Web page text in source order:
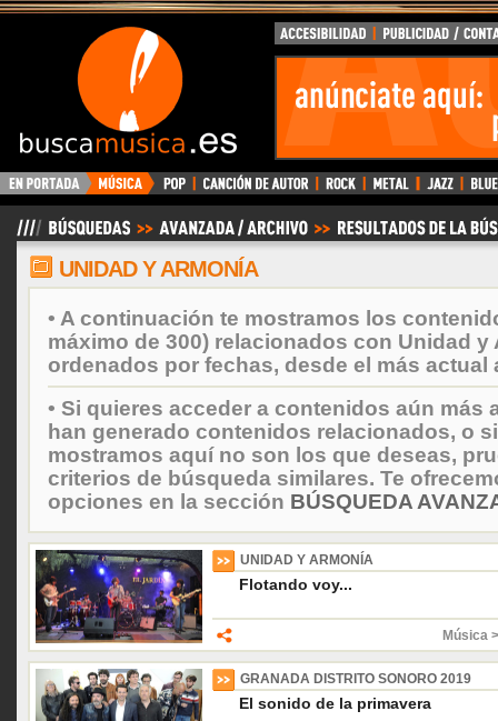
BuscaMusica.es
UNIDAD Y ARMONÍA
• A continuación te mostramos los
máximo de 300) relacionados con Unidad y
ordenados por fechas, desde el más actual
• Si quieres acceder a contenidos aún más
han generado contenidos relacionados, o
mostramos aquí no son los que deseas,
criterios de búsqueda similares. Te
opciones en la sección BÚSQUEDA
UNIDAD Y ARMONÍA
Flotando voy...
Música
GRANADA DISTRITO SONORO 2019
El sonido de la primavera